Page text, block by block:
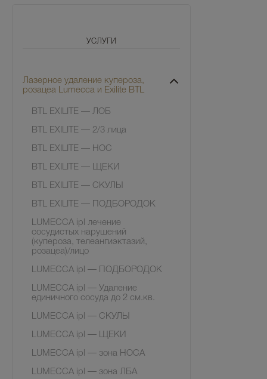
УСЛУГИ
Лазерное удаление купероза,
розацеа Lumecca и Exilite BTL
BTL EXILITE — ЛОБ
BTL EXILITE — 2/3 лица
BTL EXILITE — НОС
BTL EXILITE — ЩЕКИ
BTL EXILITE — СКУЛЫ
BTL EXILITE — ПОДБОРОДОК
LUMECCA ipl лечение
сосудистых нарушений
(купероза, телеангиэктазий,
розацеа)/лицо
LUMECCA ipl — ПОДБОРОДОК
LUMECCA ipl — Удаление
единичного сосуда до 2 см.кв.
LUMECCA ipl — СКУЛЫ
LUMECCA ipl — ЩЕКИ
LUMECCA ipl — зона НОСА
LUMECCA ipl — зона ЛБА